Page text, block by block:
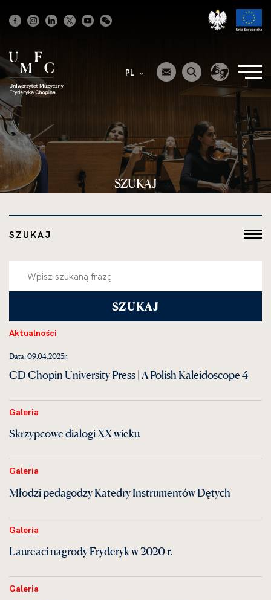
główna
PL
SZUKAJ
SZUKAJ
Aktualności
Data: 09.04.2025r.
CD Chopin University Press | A Polish Kaleidoscope 4
Galeria
Skrzypcowe dialogi XX wieku
Galeria
Młodzi pedagodzy Katedry Instrumentów Dętych
Galeria
Laureaci nagrody Fryderyk w 2020 r.
Galeria